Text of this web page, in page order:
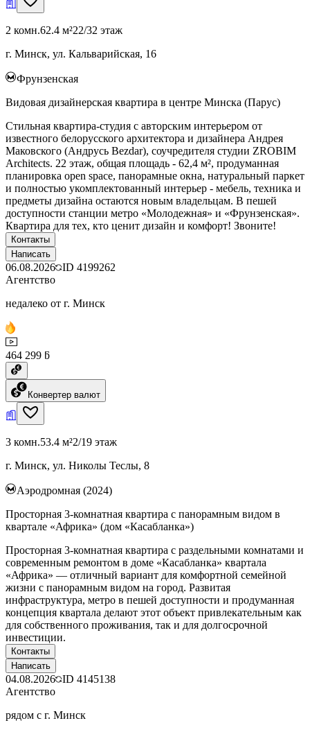
2 комн.62.4 м²22/32 этаж
г. Минск, ул. Кальварийская, 16
Фрунзенская
Видовая дизайнерская квартира в центре Минска (Парус)
Стильная квартира-студия с авторским интерьером от
известного белорусского архитектора и дизайнера Андрея
Маковского (Андрусь Bezdаr), соучредителя студии ZROBIM
Architects. 22 этаж, общая площадь - 62,4 м², продуманная
планировка open space, панорамные окна, натуральный паркет
и полностью укомплектованный интерьер - мебель, техника и
предметы дизайна остаются новым владельцам. В пешей
доступности станции метро «Молодежная» и «Фрунзенская».
Квартира для тех, кто ценит дизайн и комфорт! Звоните!
Контакты
Написать
06.08.2026 ID 4199262
Агентство
недалеко от г. Минск
464 299 ƃ
Конвертер валют
3 комн.53.4 м²2/19 этаж
г. Минск, ул. Николы Теслы, 8
Аэродромная (2024)
Просторная 3-комнатная квартира с панорамным видом в
квартале «Африка» (дом «Касабланка»)
Просторная 3-комнатная квартира с раздельными комнатами и
современным ремонтом в доме «Касабланка» квартала
«Африка» — отличный вариант для комфортной семейной
жизни с панорамным видом на город. Развитая
инфраструктура, метро в пешей доступности и продуманная
концепция квартала делают этот объект привлекательным как
для собственного проживания, так и для долгосрочной
инвестиции.
Контакты
Написать
04.08.2026 ID 4145138
Агентство
рядом с г. Минск